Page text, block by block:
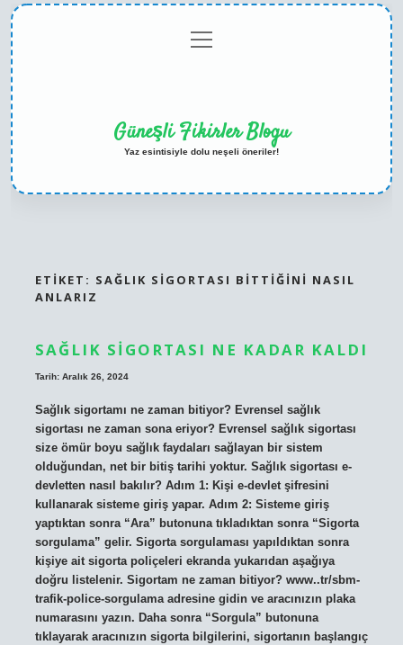
menüyü
aç
Güneşli Fikirler Blogu
Yaz esintisiyle dolu neşeli öneriler!
ETIKET: SAĞLIK SIGORTASI BITTIĞINI NASIL
ANLARIZ
SAĞLIK SIGORTASI NE KADAR KALDI
Tarih: Aralık 26, 2024
Sağlık sigortamı ne zaman bitiyor? Evrensel sağlık
sigortası ne zaman sona eriyor? Evrensel sağlık sigortası
size ömür boyu sağlık faydaları sağlayan bir sistem
olduğundan, net bir bitiş tarihi yoktur. Sağlık sigortası e-
devletten nasıl bakılır? Adım 1: Kişi e-devlet şifresini
kullanarak sisteme giriş yapar. Adım 2: Sisteme giriş
yaptıktan sonra “Ara” butonuna tıkladıktan sonra “Sigorta
sorgulama” gelir. Sigorta sorgulaması yapıldıktan sonra
kişiye ait sigorta poliçeleri ekranda yukarıdan aşağıya
doğru listelenir. Sigortam ne zaman bitiyor? www..tr/sbm-
trafik-police-sorgulama adresine gidin ve aracınızın plaka
numarasını yazın. Daha sonra “Sorgula” butonuna
tıklayarak aracınızın sigorta bilgilerini, sigortanın başlangıç